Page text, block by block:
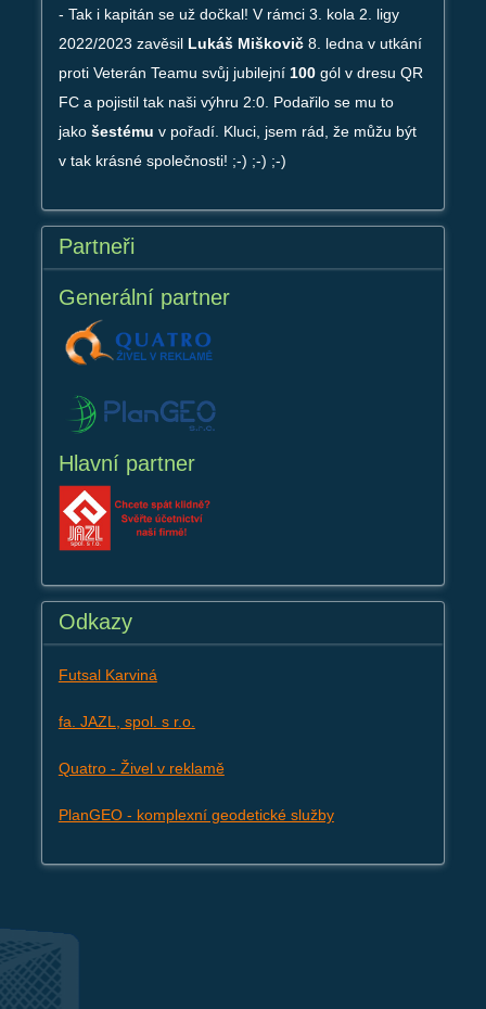
- Tak i kapitán se už dočkal! V rámci 3. kola 2. ligy
2022/2023 zavěsil Lukáš Miškovič8. ledna v utkání
proti Veterán Teamu svůj jubilejní 100 gól v dresu QR
FC a pojistil tak naši výhru 2:0. Podařilo se mu to
jako šestému v pořadí. Kluci, jsem rád, že můžu být
v tak krásné společnosti! ;-) ;-) ;-)
Partneři
Generální partner
Hlavní partner
Odkazy
Futsal Karviná
fa. JAZL, spol. s r.o.
Quatro - Živel v reklamě
PlanGEO - komplexní geodetické služby